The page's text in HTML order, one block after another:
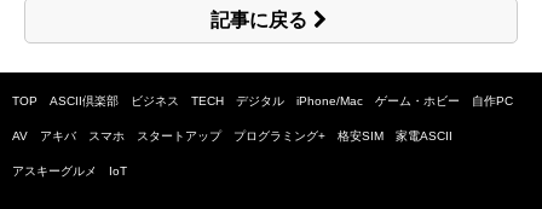
記事に戻る
TOP ASCII倶楽部 ビジネス TECH デジタル iPhone/Mac ゲーム・ホビー 自作PC
AV アキバ スマホ スタートアップ プログラミング+ 格安SIM 家電ASCII
アスキーグルメ IoT